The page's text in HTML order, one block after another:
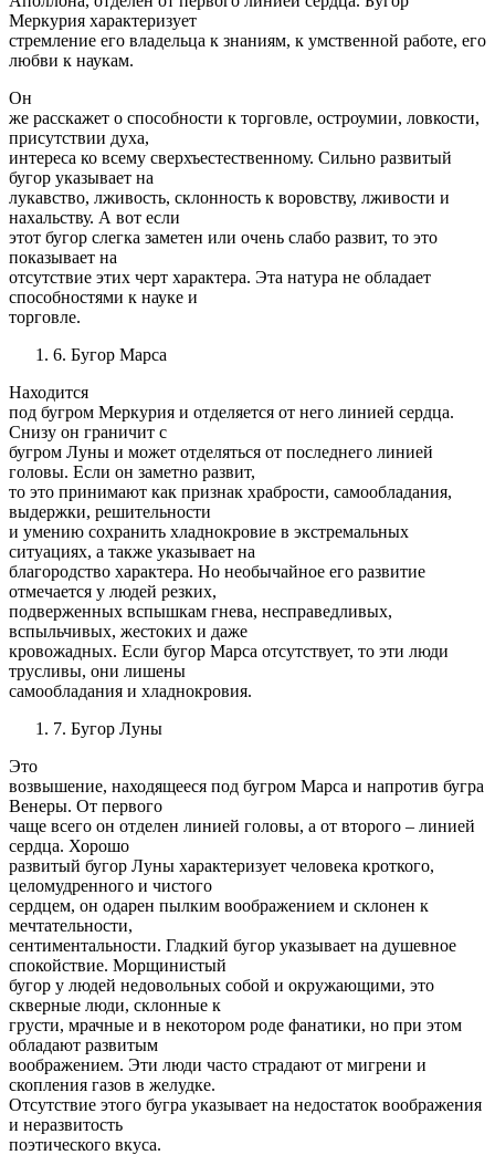
Меркурия характеризует
стремление его владельца к знаниям, к умственной работе, его
любви к наукам.
Он
же расскажет о способности к торговле, остроумии, ловкости,
присутствии духа,
интереса ко всему сверхъестественному. Сильно развитый
бугор указывает на
лукавство, лживость, склонность к воровству, лживости и
нахальству. А вот если
этот бугор слегка заметен или очень слабо развит, то это
показывает на
отсутствие этих черт характера. Эта натура не обладает
способностями к науке и
торговле.
6. Бугор Марса
Находится
под бугром Меркурия и отделяется от него линией сердца.
Снизу он граничит с
бугром Луны и может отделяться от последнего линией
головы. Если он заметно развит,
то это принимают как признак храбрости, самообладания,
выдержки, решительности
и умению сохранить хладнокровие в экстремальных
ситуациях, а также указывает на
благородство характера. Но необычайное его развитие
отмечается у людей резких,
подверженных вспышкам гнева, несправедливых,
вспыльчивых, жестоких и даже
кровожадных. Если бугор Марса отсутствует, то эти люди
трусливы, они лишены
самообладания и хладнокровия.
7. Бугор Луны
Это
возвышение, находящееся под бугром Марса и напротив бугра
Венеры. От первого
чаще всего он отделен линией головы, а от второго – линией
сердца. Хорошо
развитый бугор Луны характеризует человека кроткого,
целомудренного и чистого
сердцем, он одарен пылким воображением и склонен к
мечтательности,
сентиментальности. Гладкий бугор указывает на душевное
спокойствие. Морщинистый
бугор у людей недовольных собой и окружающими, это
скверные люди, склонные к
грусти, мрачные и в некотором роде фанатики, но при этом
обладают развитым
воображением. Эти люди часто страдают от мигрени и
скопления газов в желудке.
Отсутствие этого бугра указывает на недостаток воображения
и неразвитость
поэтического вкуса.